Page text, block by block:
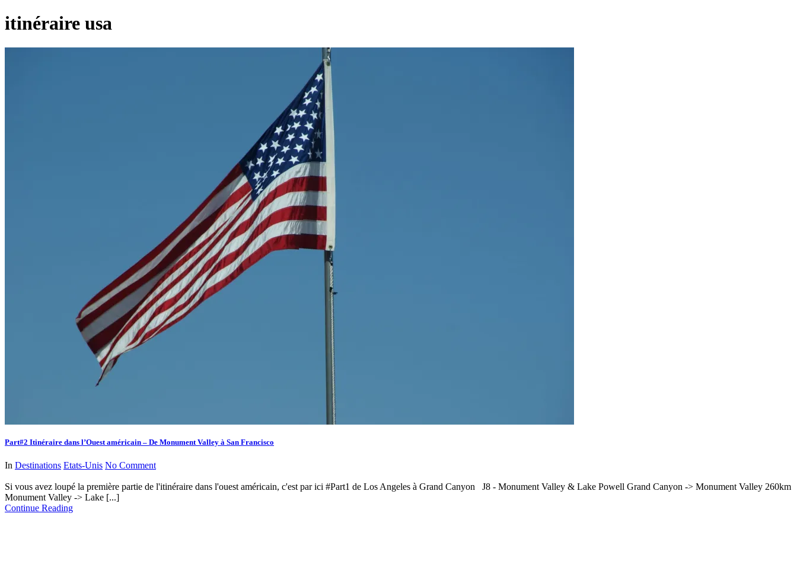
itinéraire usa
Part#2 Itinéraire dans l’Ouest américain – De Monument Valley à San Francisco
In Destinations Etats-Unis No Comment
Si vous avez loupé la première partie de l'itinéraire dans l'ouest américain, c'est par ici #Part1 de Los Angeles à Grand Canyon J8 - Monument Valley & Lake Powell Grand Canyon -> Monument Valley 260km
Monument Valley -> Lake [...]
Continue Reading